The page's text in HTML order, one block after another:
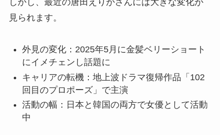
しかし、最近の唐田えりかさんには大きな変化が
見られます。
外見の変化：2025年5月に金髪ベリーショート
にイメチェンし話題に
キャリアの転機：地上波ドラマ復帰作品「102
回目のプロポーズ」で主演
活動の幅：日本と韓国の両方で女優として活動
中